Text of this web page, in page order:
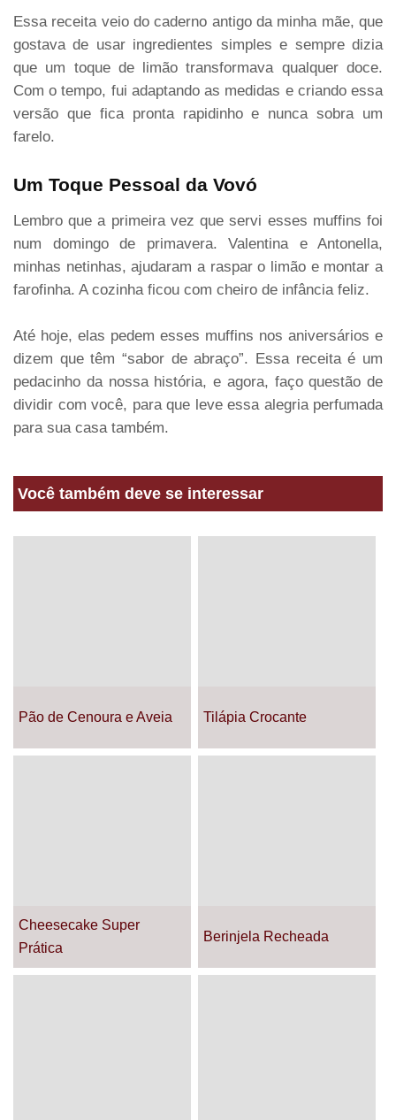
Essa receita veio do caderno antigo da minha mãe, que
gostava de usar ingredientes simples e sempre dizia
que um toque de limão transformava qualquer doce.
Com o tempo, fui adaptando as medidas e criando essa
versão que fica pronta rapidinho e nunca sobra um
farelo.
Um Toque Pessoal da Vovó
Lembro que a primeira vez que servi esses muffins foi
num domingo de primavera. Valentina e Antonella,
minhas netinhas, ajudaram a raspar o limão e montar a
farofinha. A cozinha ficou com cheiro de infância feliz.
Até hoje, elas pedem esses muffins nos aniversários e
dizem que têm “sabor de abraço”. Essa receita é um
pedacinho da nossa história, e agora, faço questão de
dividir com você, para que leve essa alegria perfumada
para sua casa também.
Você também deve se interessar
Pão de Cenoura e Aveia Tilápia Crocante
Cheesecake Super
Prática
Berinjela Recheada